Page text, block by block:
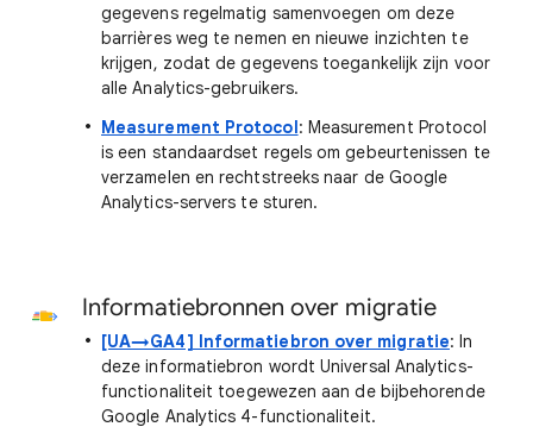
gegevens regelmatig samenvoegen om deze
barrières weg te nemen en nieuwe inzichten te
krijgen, zodat de gegevens toegankelijk zijn voor
alle Analytics-gebruikers.
Measurement Protocol: Measurement Protocol
is een standaardset regels om gebeurtenissen te
verzamelen en rechtstreeks naar de Google
Analytics-servers te sturen.
Informatiebronnen over migratie
[UA→GA4] Informatiebron over migratie: In
deze informatiebron wordt Universal Analytics-
functionaliteit toegewezen aan de bijbehorende
Google Analytics 4-functionaliteit.